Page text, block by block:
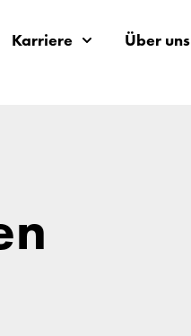
Karriere Über uns